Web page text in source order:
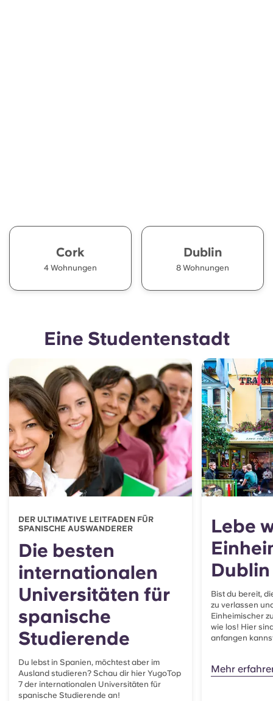
Cork
4 Wohnungen
Dublin
8 Wohnungen
Eine Studentenstadt
DER ULTIMATIVE LEITFADEN FÜR
SPANISCHE AUSWANDERER
Die besten
internationalen
Universitäten für
spanische
Studierende
Du lebst in Spanien, möchtest aber im
Ausland studieren? Schau dir hier YugoTop
7 der internationalen Universitäten für
spanische Studierende an!
Lebe
Dublin
Bist du bereit,
zu verlassen
Einheimischer
wie los! Hier
anfangen
Mehr